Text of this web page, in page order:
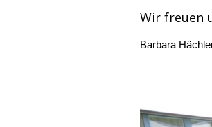
Wir freuen
Barbara